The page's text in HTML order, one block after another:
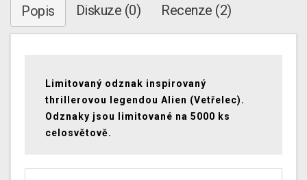
Popis Diskuze (0) Recenze (2)
Limitovaný odznak inspirovaný
thrillerovou legendou Alien (Vetřelec).
Odznaky jsou limitované na 5000 ks
celosvětově.